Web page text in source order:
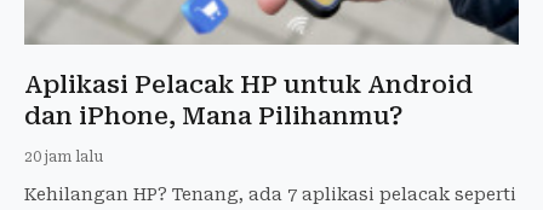
Aplikasi Pelacak HP untuk Android
dan iPhone, Mana Pilihanmu?
20 jam lalu
Kehilangan HP? Tenang, ada 7 aplikasi pelacak seperti